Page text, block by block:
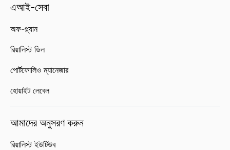
এআই-সেবা
অফ-প্ল্যান
রিয়ালিস্ট ডিল
পোর্টফোলিও ম্যানেজার
হোয়াইট লেবেল
আমাদের অনুসরণ করুন
রিয়ালিস্ট ইউটিউব